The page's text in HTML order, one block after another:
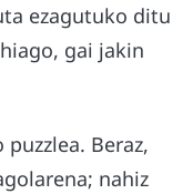
ezagutuko ditu
gai jakin
Beraz,
nahiz